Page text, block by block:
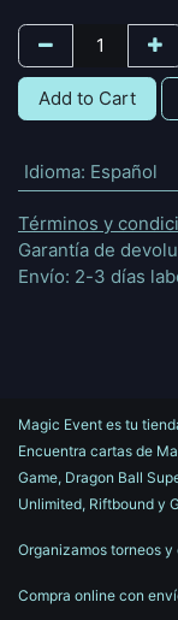
Add to Cart
Idioma: Español
Términos y
Garantía de
Envío: 2-3 días
Magic Event es tu
Encuentra cartas de
Game, Dragon Ball
Unlimited, Riftbound y
Organizamos torneos
Compra online con